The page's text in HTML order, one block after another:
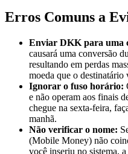
Erros Comuns a
Enviar DKK para uma
causará uma conversão
resultando em perdas
moeda que o destinatário
Ignorar o fuso horário:
e não operam aos finais
chegue na sexta-feira,
manhã.
Não verificar o nome:
(Mobile Money) não
você inseriu no sistema,